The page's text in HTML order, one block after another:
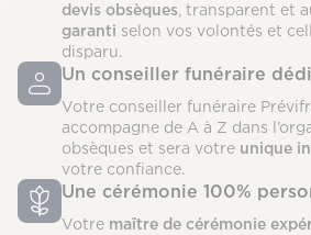
devis obsèques , transparent et
garanti selon vos volontés et
disparu.
Un conseiller funéraire
Votre conseiller funéraire
accompagne de A à Z dans
obsèques et sera votre unique
votre confiance.
Une cérémonie 100%
Votre maître de cérémonie